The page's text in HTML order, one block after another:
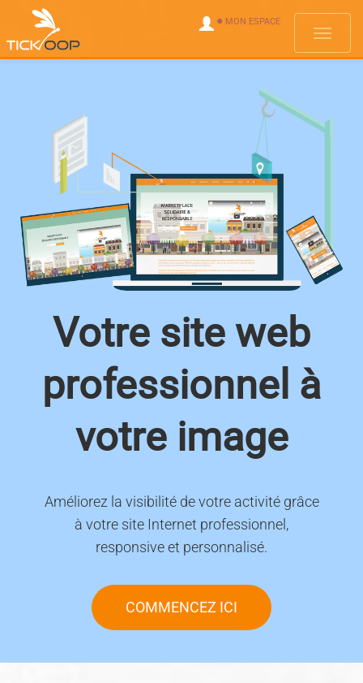
Menus
● MON ESPACE
Votre site web
professionnel à
votre image
Améliorez la visibilité de votre activité grâce
à votre site Internet professionnel,
responsive et personnalisé.
COMMENCEZ ICI